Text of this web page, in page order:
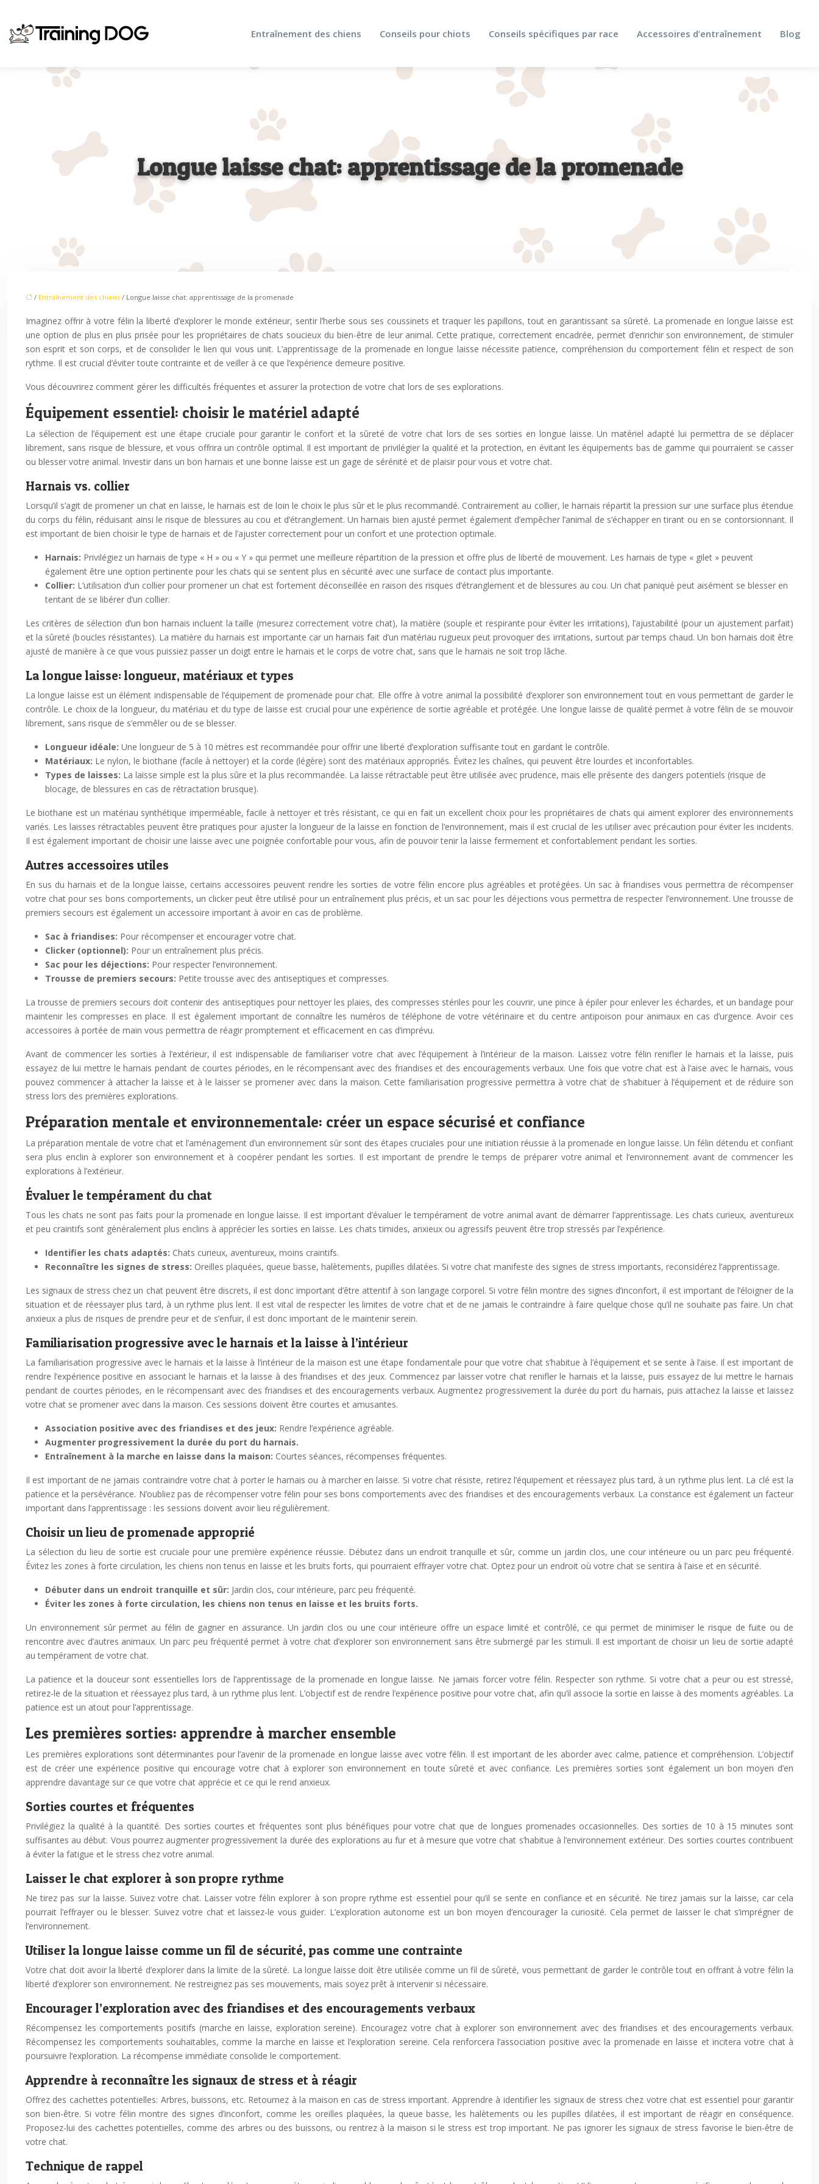
Entraînement des chiens Conseils pour chiots Conseils spécifiques par race Accessoires d’entraînement Blog
Longue laisse chat: apprentissage de la promenade
/ Entraînement des chiens / Longue laisse chat: apprentissage de la promenade
Imaginez offrir à votre félin la liberté d’explorer le monde extérieur, sentir l’herbe sous ses coussinets et traquer les papillons, tout en garantissant sa sûreté. La promenade en longue laisse est
une option de plus en plus prisée pour les propriétaires de chats soucieux du bien-être de leur animal. Cette pratique, correctement encadrée, permet d’enrichir son environnement, de stimuler
son esprit et son corps, et de consolider le lien qui vous unit. L’apprentissage de la promenade en longue laisse nécessite patience, compréhension du comportement félin et respect de son
rythme. Il est crucial d’éviter toute contrainte et de veiller à ce que l’expérience demeure positive.
Vous découvrirez comment gérer les difficultés fréquentes et assurer la protection de votre chat lors de ses explorations.
Équipement essentiel: choisir le matériel adapté
La sélection de l’équipement est une étape cruciale pour garantir le confort et la sûreté de votre chat lors de ses sorties en longue laisse. Un matériel adapté lui permettra de se déplacer
librement, sans risque de blessure, et vous offrira un contrôle optimal. Il est important de privilégier la qualité et la protection, en évitant les équipements bas de gamme qui pourraient se casser
ou blesser votre animal. Investir dans un bon harnais et une bonne laisse est un gage de sérénité et de plaisir pour vous et votre chat.
Harnais vs. collier
Lorsqu’il s’agit de promener un chat en laisse, le harnais est de loin le choix le plus sûr et le plus recommandé. Contrairement au collier, le harnais répartit la pression sur une surface plus étendue
du corps du félin, réduisant ainsi le risque de blessures au cou et d’étranglement. Un harnais bien ajusté permet également d’empêcher l’animal de s’échapper en tirant ou en se contorsionnant. Il
est important de bien choisir le type de harnais et de l’ajuster correctement pour un confort et une protection optimale.
Harnais: Privilégiez un harnais de type « H » ou « Y » qui permet une meilleure répartition de la pression et offre plus de liberté de mouvement. Les harnais de type « gilet » peuvent
également être une option pertinente pour les chats qui se sentent plus en sécurité avec une surface de contact plus importante.
Collier: L’utilisation d’un collier pour promener un chat est fortement déconseillée en raison des risques d’étranglement et de blessures au cou. Un chat paniqué peut aisément se blesser en
tentant de se libérer d’un collier.
Les critères de sélection d’un bon harnais incluent la taille (mesurez correctement votre chat), la matière (souple et respirante pour éviter les irritations), l’ajustabilité (pour un ajustement parfait)
et la sûreté (boucles résistantes). La matière du harnais est importante car un harnais fait d’un matériau rugueux peut provoquer des irritations, surtout par temps chaud. Un bon harnais doit être
ajusté de manière à ce que vous puissiez passer un doigt entre le harnais et le corps de votre chat, sans que le harnais ne soit trop lâche.
La longue laisse: longueur, matériaux et types
La longue laisse est un élément indispensable de l’équipement de promenade pour chat. Elle offre à votre animal la possibilité d’explorer son environnement tout en vous permettant de garder le
contrôle. Le choix de la longueur, du matériau et du type de laisse est crucial pour une expérience de sortie agréable et protégée. Une longue laisse de qualité permet à votre félin de se mouvoir
librement, sans risque de s’emmêler ou de se blesser.
Longueur idéale: Une longueur de 5 à 10 mètres est recommandée pour offrir une liberté d’exploration suffisante tout en gardant le contrôle.
Matériaux: Le nylon, le biothane (facile à nettoyer) et la corde (légère) sont des matériaux appropriés. Évitez les chaînes, qui peuvent être lourdes et inconfortables.
Types de laisses: La laisse simple est la plus sûre et la plus recommandée. La laisse rétractable peut être utilisée avec prudence, mais elle présente des dangers potentiels (risque de
blocage, de blessures en cas de rétractation brusque).
Le biothane est un matériau synthétique imperméable, facile à nettoyer et très résistant, ce qui en fait un excellent choix pour les propriétaires de chats qui aiment explorer des environnements
variés. Les laisses rétractables peuvent être pratiques pour ajuster la longueur de la laisse en fonction de l’environnement, mais il est crucial de les utiliser avec précaution pour éviter les incidents.
Il est également important de choisir une laisse avec une poignée confortable pour vous, afin de pouvoir tenir la laisse fermement et confortablement pendant les sorties.
Autres accessoires utiles
En sus du harnais et de la longue laisse, certains accessoires peuvent rendre les sorties de votre félin encore plus agréables et protégées. Un sac à friandises vous permettra de récompenser
votre chat pour ses bons comportements, un clicker peut être utilisé pour un entraînement plus précis, et un sac pour les déjections vous permettra de respecter l’environnement. Une trousse de
premiers secours est également un accessoire important à avoir en cas de problème.
Sac à friandises: Pour récompenser et encourager votre chat.
Clicker (optionnel): Pour un entraînement plus précis.
Sac pour les déjections: Pour respecter l’environnement.
Trousse de premiers secours: Petite trousse avec des antiseptiques et compresses.
La trousse de premiers secours doit contenir des antiseptiques pour nettoyer les plaies, des compresses stériles pour les couvrir, une pince à épiler pour enlever les échardes, et un bandage pour
maintenir les compresses en place. Il est également important de connaître les numéros de téléphone de votre vétérinaire et du centre antipoison pour animaux en cas d’urgence. Avoir ces
accessoires à portée de main vous permettra de réagir promptement et efficacement en cas d’imprévu.
Avant de commencer les sorties à l’extérieur, il est indispensable de familiariser votre chat avec l’équipement à l’intérieur de la maison. Laissez votre félin renifler le harnais et la laisse, puis
essayez de lui mettre le harnais pendant de courtes périodes, en le récompensant avec des friandises et des encouragements verbaux. Une fois que votre chat est à l’aise avec le harnais, vous
pouvez commencer à attacher la laisse et à le laisser se promener avec dans la maison. Cette familiarisation progressive permettra à votre chat de s’habituer à l’équipement et de réduire son
stress lors des premières explorations.
Préparation mentale et environnementale: créer un espace sécurisé et confiance
La préparation mentale de votre chat et l’aménagement d’un environnement sûr sont des étapes cruciales pour une initiation réussie à la promenade en longue laisse. Un félin détendu et confiant
sera plus enclin à explorer son environnement et à coopérer pendant les sorties. Il est important de prendre le temps de préparer votre animal et l’environnement avant de commencer les
explorations à l’extérieur.
Évaluer le tempérament du chat
Tous les chats ne sont pas faits pour la promenade en longue laisse. Il est important d’évaluer le tempérament de votre animal avant de démarrer l’apprentissage. Les chats curieux, aventureux
et peu craintifs sont généralement plus enclins à apprécier les sorties en laisse. Les chats timides, anxieux ou agressifs peuvent être trop stressés par l’expérience.
Identifier les chats adaptés: Chats curieux, aventureux, moins craintifs.
Reconnaître les signes de stress: Oreilles plaquées, queue basse, halètements, pupilles dilatées. Si votre chat manifeste des signes de stress importants, reconsidérez l’apprentissage.
Les signaux de stress chez un chat peuvent être discrets, il est donc important d’être attentif à son langage corporel. Si votre félin montre des signes d’inconfort, il est important de l’éloigner de la
situation et de réessayer plus tard, à un rythme plus lent. Il est vital de respecter les limites de votre chat et de ne jamais le contraindre à faire quelque chose qu’il ne souhaite pas faire. Un chat
anxieux a plus de risques de prendre peur et de s’enfuir, il est donc important de le maintenir serein.
Familiarisation progressive avec le harnais et la laisse à l’intérieur
La familiarisation progressive avec le harnais et la laisse à l’intérieur de la maison est une étape fondamentale pour que votre chat s’habitue à l’équipement et se sente à l’aise. Il est important de
rendre l’expérience positive en associant le harnais et la laisse à des friandises et des jeux. Commencez par laisser votre chat renifler le harnais et la laisse, puis essayez de lui mettre le harnais
pendant de courtes périodes, en le récompensant avec des friandises et des encouragements verbaux. Augmentez progressivement la durée du port du harnais, puis attachez la laisse et laissez
votre chat se promener avec dans la maison. Ces sessions doivent être courtes et amusantes.
Association positive avec des friandises et des jeux: Rendre l’expérience agréable.
Augmenter progressivement la durée du port du harnais.
Entraînement à la marche en laisse dans la maison: Courtes séances, récompenses fréquentes.
Il est important de ne jamais contraindre votre chat à porter le harnais ou à marcher en laisse. Si votre chat résiste, retirez l’équipement et réessayez plus tard, à un rythme plus lent. La clé est la
patience et la persévérance. N’oubliez pas de récompenser votre félin pour ses bons comportements avec des friandises et des encouragements verbaux. La constance est également un facteur
important dans l’apprentissage : les sessions doivent avoir lieu régulièrement.
Choisir un lieu de promenade approprié
La sélection du lieu de sortie est cruciale pour une première expérience réussie. Débutez dans un endroit tranquille et sûr, comme un jardin clos, une cour intérieure ou un parc peu fréquenté.
Évitez les zones à forte circulation, les chiens non tenus en laisse et les bruits forts, qui pourraient effrayer votre chat. Optez pour un endroit où votre chat se sentira à l’aise et en sécurité.
Débuter dans un endroit tranquille et sûr: Jardin clos, cour intérieure, parc peu fréquenté.
Éviter les zones à forte circulation, les chiens non tenus en laisse et les bruits forts.
Un environnement sûr permet au félin de gagner en assurance. Un jardin clos ou une cour intérieure offre un espace limité et contrôlé, ce qui permet de minimiser le risque de fuite ou de
rencontre avec d’autres animaux. Un parc peu fréquenté permet à votre chat d’explorer son environnement sans être submergé par les stimuli. Il est important de choisir un lieu de sortie adapté
au tempérament de votre chat.
La patience et la douceur sont essentielles lors de l’apprentissage de la promenade en longue laisse. Ne jamais forcer votre félin. Respecter son rythme. Si votre chat a peur ou est stressé,
retirez-le de la situation et réessayez plus tard, à un rythme plus lent. L’objectif est de rendre l’expérience positive pour votre chat, afin qu’il associe la sortie en laisse à des moments agréables. La
patience est un atout pour l’apprentissage.
Les premières sorties: apprendre à marcher ensemble
Les premières explorations sont déterminantes pour l’avenir de la promenade en longue laisse avec votre félin. Il est important de les aborder avec calme, patience et compréhension. L’objectif
est de créer une expérience positive qui encourage votre chat à explorer son environnement en toute sûreté et avec confiance. Les premières sorties sont également un bon moyen d’en
apprendre davantage sur ce que votre chat apprécie et ce qui le rend anxieux.
Sorties courtes et fréquentes
Privilégiez la qualité à la quantité. Des sorties courtes et fréquentes sont plus bénéfiques pour votre chat que de longues promenades occasionnelles. Des sorties de 10 à 15 minutes sont
suffisantes au début. Vous pourrez augmenter progressivement la durée des explorations au fur et à mesure que votre chat s’habitue à l’environnement extérieur. Des sorties courtes contribuent
à éviter la fatigue et le stress chez votre animal.
Laisser le chat explorer à son propre rythme
Ne tirez pas sur la laisse. Suivez votre chat. Laisser votre félin explorer à son propre rythme est essentiel pour qu’il se sente en confiance et en sécurité. Ne tirez jamais sur la laisse, car cela
pourrait l’effrayer ou le blesser. Suivez votre chat et laissez-le vous guider. L’exploration autonome est un bon moyen d’encourager la curiosité. Cela permet de laisser le chat s’imprégner de
l’environnement.
Utiliser la longue laisse comme un fil de sécurité, pas comme une contrainte
Votre chat doit avoir la liberté d’explorer dans la limite de la sûreté. La longue laisse doit être utilisée comme un fil de sûreté, vous permettant de garder le contrôle tout en offrant à votre félin la
liberté d’explorer son environnement. Ne restreignez pas ses mouvements, mais soyez prêt à intervenir si nécessaire.
Encourager l’exploration avec des friandises et des encouragements verbaux
Récompensez les comportements positifs (marche en laisse, exploration sereine). Encouragez votre chat à explorer son environnement avec des friandises et des encouragements verbaux.
Récompensez les comportements souhaitables, comme la marche en laisse et l’exploration sereine. Cela renforcera l’association positive avec la promenade en laisse et incitera votre chat à
poursuivre l’exploration. La récompense immédiate consolide le comportement.
Apprendre à reconnaître les signaux de stress et à réagir
Offrez des cachettes potentielles: Arbres, buissons, etc. Retournez à la maison en cas de stress important. Apprendre à identifier les signaux de stress chez votre chat est essentiel pour garantir
son bien-être. Si votre félin montre des signes d’inconfort, comme les oreilles plaquées, la queue basse, les halètements ou les pupilles dilatées, il est important de réagir en conséquence.
Proposez-lui des cachettes potentielles, comme des arbres ou des buissons, ou rentrez à la maison si le stress est trop important. Ne pas ignorer les signaux de stress favorise le bien-être de
votre chat.
Technique de rappel